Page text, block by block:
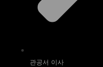
관공서 이사